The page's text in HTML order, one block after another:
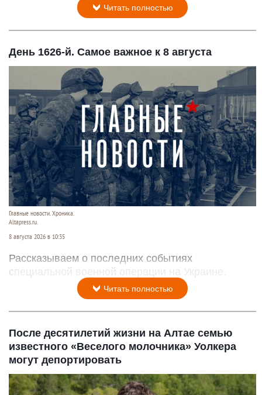
Читать полностью
День 1626-й. Самое важное к 8 августа
Главные новости. Хроника.
Altapress.ru.
8 августа 2026 в 10:35
Рассказываем о последних событиях
специальной военной операции на Украине.
Читать полностью
После десятилетий жизни на Алтае семью
известного «Веселого молочника» Уолкера
могут депортировать